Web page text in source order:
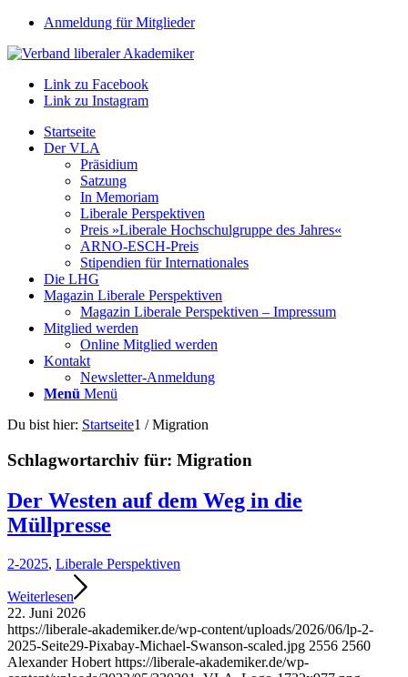
Anmeldung für Mitglieder
Link zu Facebook
Link zu Instagram
Startseite
Der VLA
Präsidium
Satzung
In Memoriam
Liberale Perspektiven
Preis »Liberale Hochschulgruppe des Jahres«
ARNO-ESCH-Preis
Stipendien für Internationales
Die LHG
Magazin Liberale Perspektiven
Magazin Liberale Perspektiven – Impressum
Mitglied werden
Online Mitglied werden
Kontakt
Newsletter-Anmeldung
Menü Menü
Du bist hier: Startseite1 / Migration
Schlagwortarchiv für: Migration
Der Westen auf dem Weg in die
Müllpresse
2-2025, Liberale Perspektiven
Weiterlesen
22. Juni 2026
https://liberale-akademiker.de/wp-content/uploads/2026/06/lp-2-
2025-Seite29-Pixabay-Michael-Swanson-scaled.jpg 2556 2560
Alexander Hobert https://liberale-akademiker.de/wp-